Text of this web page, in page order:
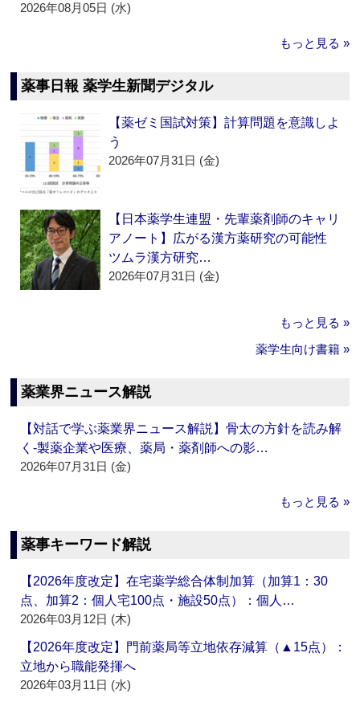
2026年08月05日 (水)
もっと見る »
薬事日報 薬学生新聞デジタル
【薬ゼミ国試対策】計算問題を意識しよ
う
2026年07月31日 (金)
【日本薬学生連盟・先輩薬剤師のキャリ
アノート】広がる漢方薬研究の可能性
ツムラ漢方研究…
2026年07月31日 (金)
もっと見る »
薬学生向け書籍 »
薬業界ニュース解説
【対話で学ぶ薬業界ニュース解説】骨太の方針を読み解
く‐製薬企業や医療、薬局・薬剤師への影…
2026年07月31日 (金)
もっと見る »
薬事キーワード解説
【2026年度改定】在宅薬学総合体制加算（加算1：30
点、加算2：個人宅100点・施設50点）：個人…
2026年03月12日 (木)
【2026年度改定】門前薬局等立地依存減算（▲15点）：
立地から職能発揮へ
2026年03月11日 (水)